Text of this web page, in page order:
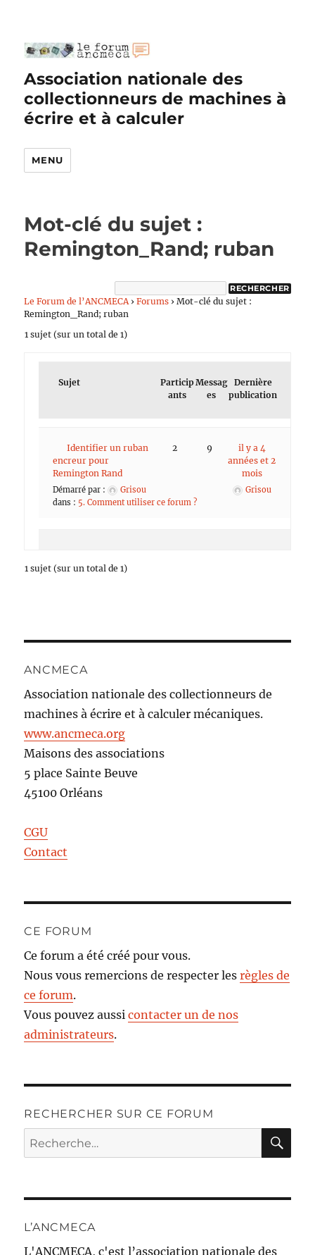
Association nationale des
collectionneurs de machines à
écrire et à calculer
MENU
Mot-clé du sujet :
Remington_Rand; ruban
Le Forum de l’ANCMECA › Forums › Mot-clé du sujet :
Remington_Rand; ruban
1 sujet (sur un total de 1)
Sujet
Particip
ants
Messag
es
Dernière
publication
Identifier un ruban
encreur pour
Remington Rand
Démarré par :
Grisou
dans : 5. Comment utiliser ce forum ?
2 9
il y a 4
années et 2
mois
Grisou
1 sujet (sur un total de 1)
ANCMECA
Association nationale des collectionneurs de
machines à écrire et à calculer mécaniques.
www.ancmeca.org
Maisons des associations
5 place Sainte Beuve
45100 Orléans
CGU
Contact
CE FORUM
Ce forum a été créé pour vous.
Nous vous remercions de respecter lesrègles de
ce forum.
Vous pouvez aussicontacter un de nos
administrateurs.
RECHERCHER SUR CE FORUM
Recherche
pour :
L’ANCMECA
L'ANCMECA, c'est l’association nationale des